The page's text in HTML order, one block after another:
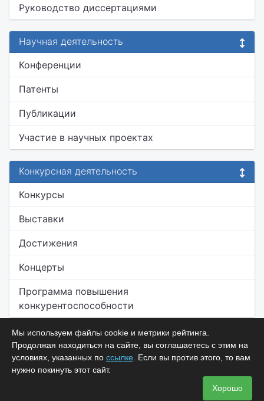
Руководство диссертациями
Научная деятельность
Конференции
Патенты
Публикации
Участие в научных проектах
Конкурсная деятельность
Конкурсы
Выставки
Достижения
Концерты
Программа повышения
конкурентоспособности
Мы используем файлы cookie и метрики рейтинга.
Продолжая находиться на сайте, вы соглашаетесь с этим на
условиях, указанных по ссылке . Если вы против этого, то вам
нужно покинуть этот сайт.
Хорошо